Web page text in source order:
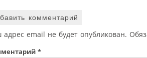
комментарий
адрес email не будет опубликован.
*